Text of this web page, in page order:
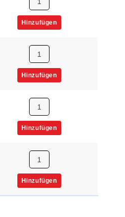
Hinzufügen
Hinzufügen
Hinzufügen
Hinzufügen